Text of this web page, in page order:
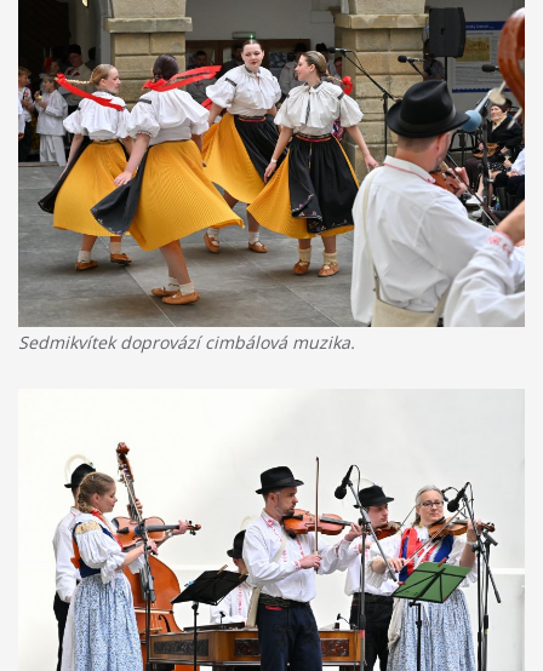
Sedmikvítek doprovází cimbálová muzika.